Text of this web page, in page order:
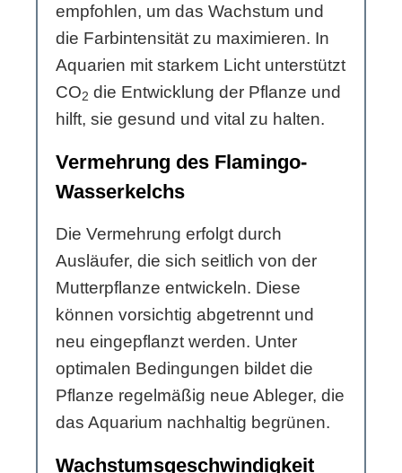
empfohlen, um das Wachstum und
die Farbintensität zu maximieren. In
Aquarien mit starkem Licht unterstützt
CO2 die Entwicklung der Pflanze und
hilft, sie gesund und vital zu halten.
Vermehrung des Flamingo-
Wasserkelchs
Die Vermehrung erfolgt durch
Ausläufer, die sich seitlich von der
Mutterpflanze entwickeln. Diese
können vorsichtig abgetrennt und
neu eingepflanzt werden. Unter
optimalen Bedingungen bildet die
Pflanze regelmäßig neue Ableger, die
das Aquarium nachhaltig begrünen.
Wachstumsgeschwindigkeit